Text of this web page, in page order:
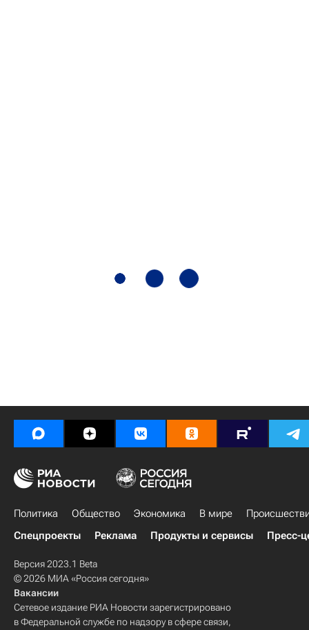
Политика Общество Экономика В мире
Спецпроекты
Реклама Продукты и сервисы Пресс-
Версия 2023.1 Beta
© 2026 МИА «Россия сегодня»
Вакансии
Сетевое издание РИА Новости зарегистрировано
в Федеральной службе по надзору в сфере связи,